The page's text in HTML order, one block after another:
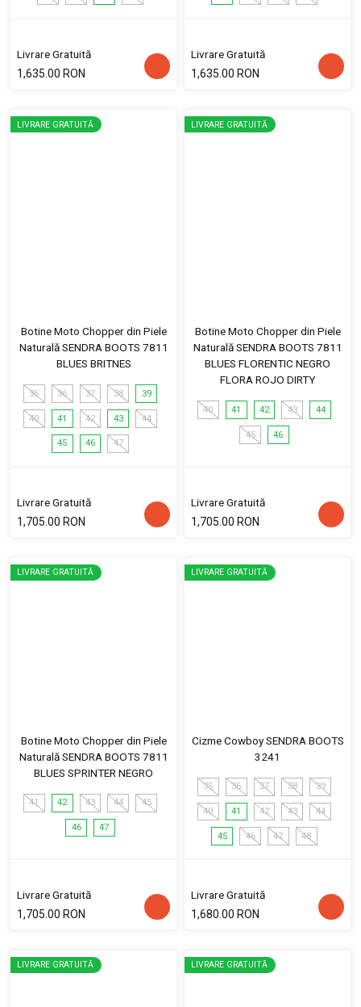
Livrare Gratuită
1,635.00 RON
Livrare Gratuită
1,635.00 RON
LIVRARE GRATUITĂ
Botine Moto Chopper din Piele
Naturală SENDRA BOOTS 7811
BLUES BRITNES
35 36 37 38 39
40 41 42 43 44
45 46 47
Livrare Gratuită
1,705.00 RON
LIVRARE GRATUITĂ
Botine Moto Chopper din Piele
Naturală SENDRA BOOTS 7811
BLUES FLORENTIC NEGRO
FLORA ROJO DIRTY
40 41 42 43 44
45 46
Livrare Gratuită
1,705.00 RON
LIVRARE GRATUITĂ
Botine Moto Chopper din Piele
Naturală SENDRA BOOTS 7811
BLUES SPRINTER NEGRO
41 42 43 44 45
46 47
Livrare Gratuită
1,705.00 RON
LIVRARE GRATUITĂ
Cizme Cowboy SENDRA BOOTS
3241
35 36 37 38 39
40 41 42 43 44
45 46 47 48
Livrare Gratuită
1,680.00 RON
LIVRARE GRATUITĂ LIVRARE GRATUITĂ